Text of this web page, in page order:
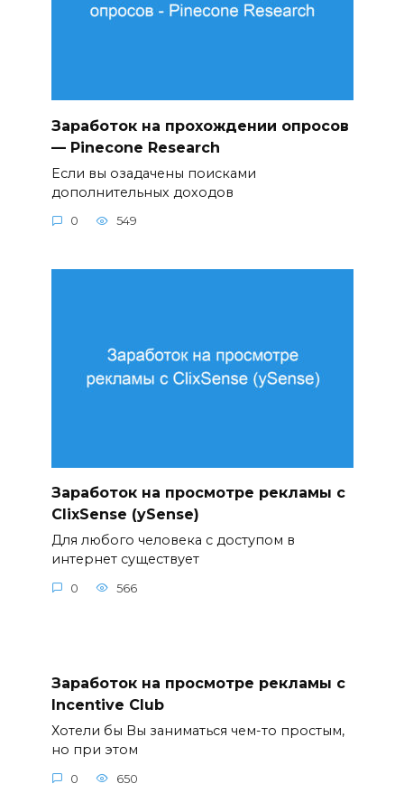
Заработок на прохождении опросов
— Pinecone Research
Если вы озадачены поисками
дополнительных доходов
0 549
Заработок на просмотре рекламы с
ClixSense (ySense)
Для любого человека с доступом в
интернет существует
0 566
Заработок на просмотре рекламы с
Incentive Club
Хотели бы Вы заниматься чем-то простым,
но при этом
0 650